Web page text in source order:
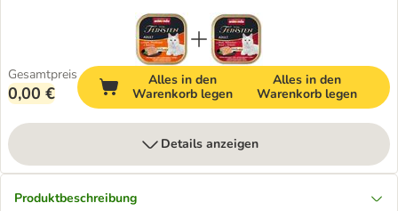
Gesamtpreis
0,00 €
Alles in den
Warenkorb legen
Alles in den
Warenkorb legen
Details anzeigen
Produktbeschreibung